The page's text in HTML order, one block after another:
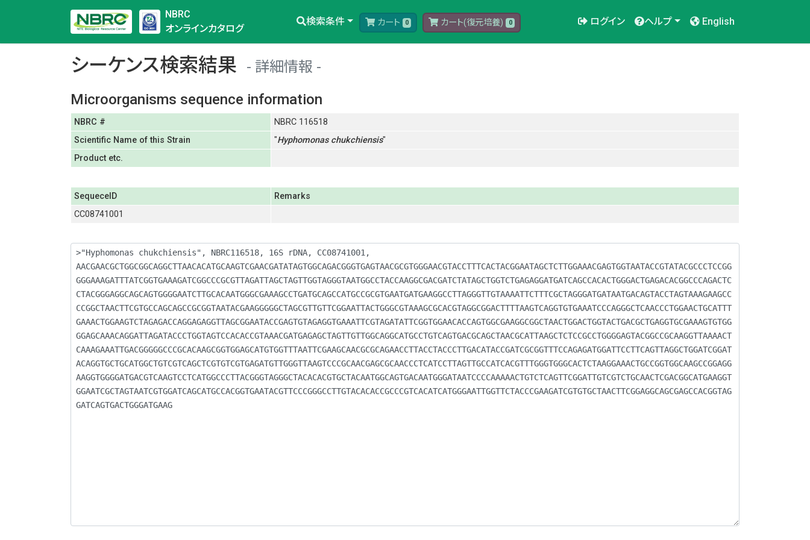
NBRC
オンラインカタログ
検索条件 カート 0 カート(復元培養) 0 ログイン ヘルプ English
シーケンス検索結果
詳細情報
Microorganisms sequence information
NBRC #
NBRC 116518
Scientific Name of this Strain
"Hyphomonas chukchiensis"
Product etc.
SequeceID
Remarks
CC08741001